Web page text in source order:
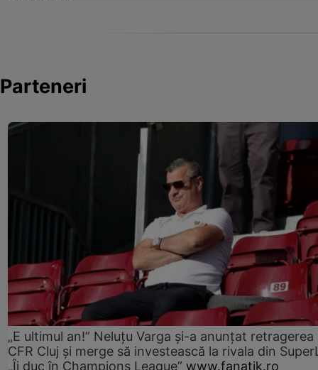
Parteneri
„E ultimul an!” Neluțu Varga și-a anunțat retragerea
CFR Cluj și merge să investească la rivala din
„Îi duc în Champions League” www.fanatik.ro